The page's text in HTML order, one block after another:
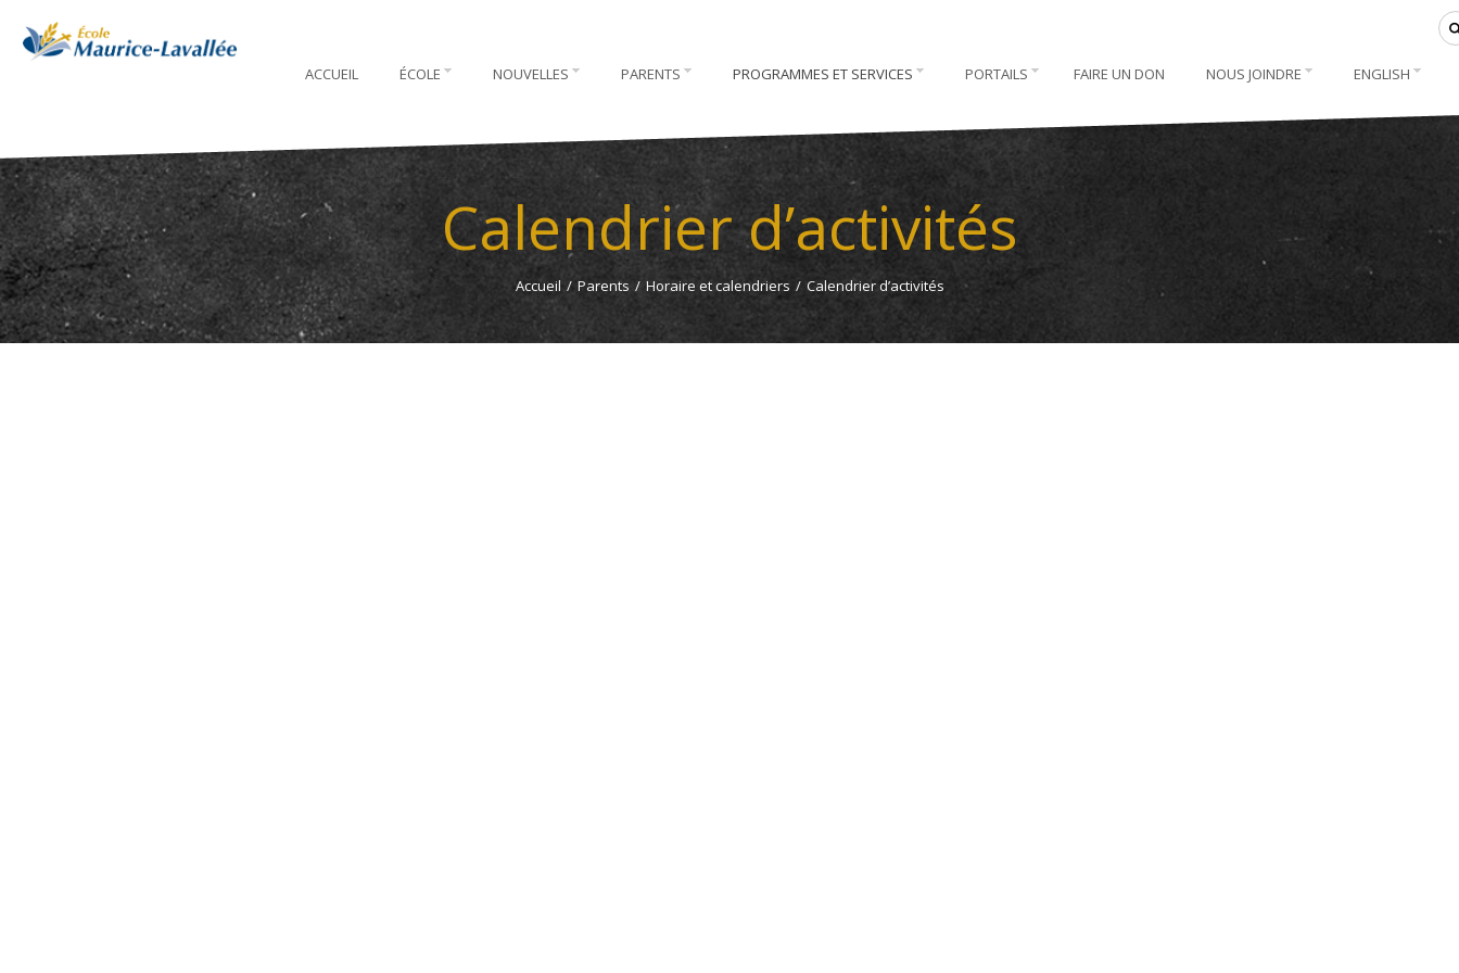
ACCUEIL ÉCOLE NOUVELLES PARENTS PROGRAMMES ET SERVICES PORTAILS FAIRE UN DON NOUS JOINDRE ENGLISH
Calendrier d’activités
Accueil / Parents / Horaire et calendriers / Calendrier d’activités